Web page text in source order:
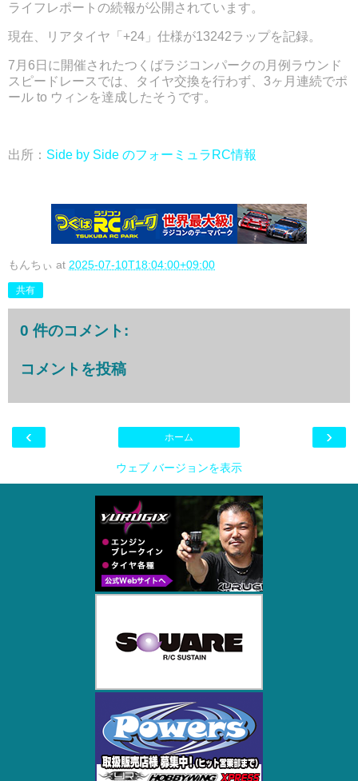
ライフレポートの続報が公開されています。
現在、リアタイヤ「+24」仕様が13242ラップを記録。
7月6日に開催されたつくばラジコンパークの月例ラウンド
スピードレースでは、タイヤ交換を行わず、3ヶ月連続でポ
ール to ウィンを達成したそうです。
出所： Side by Side のフォーミュラRC情報
もんちぃ at 2025-07-10T18:04:00+09:00
共有
0 件のコメント:
コメントを投稿
‹ ›
ホーム
ウェブ バージョンを表示